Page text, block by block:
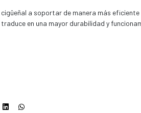
a soportar de manera más
en una mayor durabilidad y